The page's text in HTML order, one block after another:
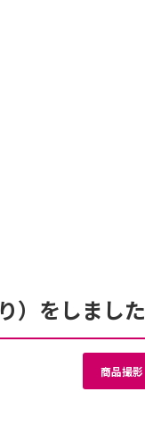
）をしました
商品撮影